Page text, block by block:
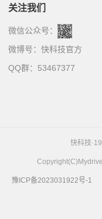
关注我们
微信公众号：
微博号： 快科技官方
QQ群：53467377
快科技
豫ICP备2023031922号-1